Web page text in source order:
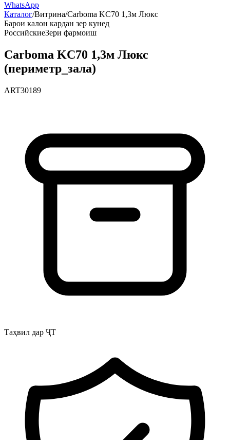
WhatsApp
Каталог/Витрина/Carboma KC70 1,3м Люкс
Барои калон кардан зер кунед
РоссийскиеЗери фармоиш
Carboma KC70 1,3м Люкс
(периметр_зала)
ART30189
Таҳвил дар ҶТ